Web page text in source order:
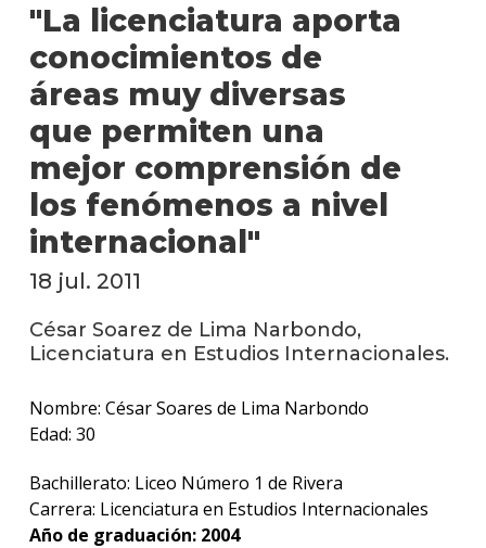
"La licenciatura aporta
conocimientos de
áreas muy diversas
que permiten una
mejor comprensión de
los fenómenos a nivel
internacional"
18 jul. 2011
César Soarez de Lima Narbondo,
Licenciatura en Estudios Internacionales.
Nombre: César Soares de Lima Narbondo
Edad: 30
Bachillerato: Liceo Número 1 de Rivera
Carrera: Licenciatura en Estudios Internacionales
Año de graduación: 2004